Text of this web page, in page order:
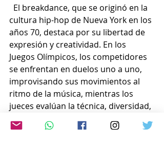
El breakdance, que se originó en la
cultura hip-hop de Nueva York en los
años 70, destaca por su libertad de
expresión y creatividad. En los
Juegos Olímpicos, los competidores
se enfrentan en duelos uno a uno,
improvisando sus movimientos al
ritmo de la música, mientras los
jueces evalúan la técnica, diversidad,
originalidad y musicalidad de sus
actuaciones.